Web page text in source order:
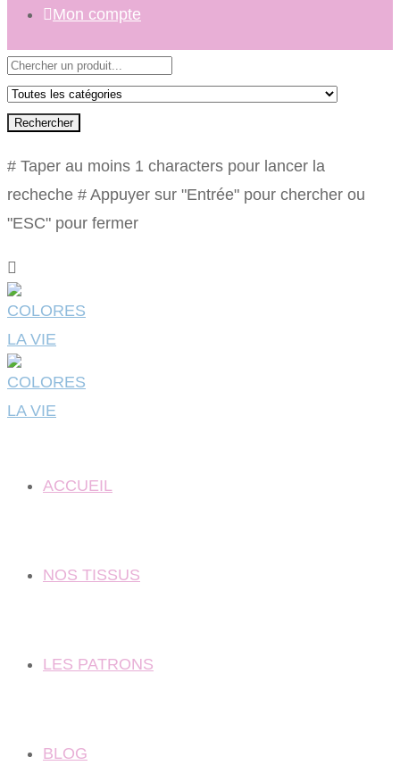
Mon compte
Rechercher
# Taper au moins 1 characters pour lancer la
recheche # Appuyer sur "Entrée" pour chercher ou
"ESC" pour fermer
ACCUEIL
NOS TISSUS
LES PATRONS
BLOG